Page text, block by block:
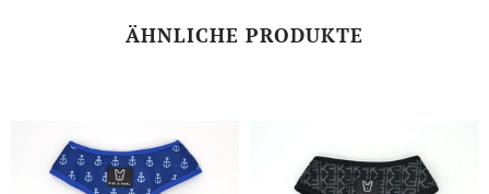
ÄHNLICHE PRODUKTE